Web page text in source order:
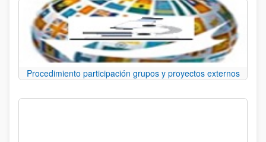
Procedimiento participación grupos y proyectos externos